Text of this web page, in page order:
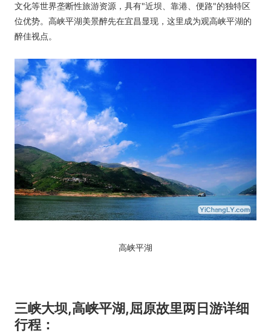
文化等世界垄断性旅游资源，具有"近坝、靠港、便路"的独特区
位优势。高峡平湖美景醉先在宜昌显现，这里成为观高峡平湖的
醉佳视点。
高峡平湖
三峡大坝,高峡平湖,屈原故里两日游详细
行程：